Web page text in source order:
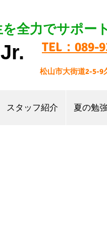
全力でサポー
Jr. TEL：089-
松山市大街道2-5-9
スタッフ紹介 夏の勉